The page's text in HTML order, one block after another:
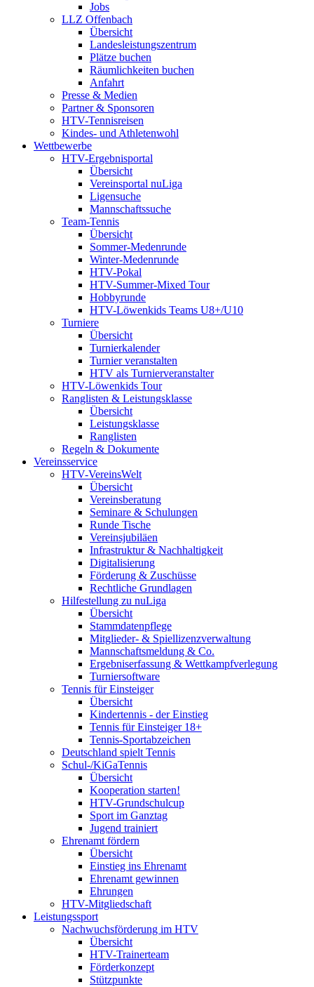
Jobs
LLZ Offenbach
Übersicht
Landesleistungszentrum
Plätze buchen
Räumlichkeiten buchen
Anfahrt
Presse & Medien
Partner & Sponsoren
HTV-Tennisreisen
Kindes- und Athletenwohl
Wettbewerbe
HTV-Ergebnisportal
Übersicht
Vereinsportal nuLiga
Ligensuche
Mannschaftssuche
Team-Tennis
Übersicht
Sommer-Medenrunde
Winter-Medenrunde
HTV-Pokal
HTV-Summer-Mixed Tour
Hobbyrunde
HTV-Löwenkids Teams U8+/U10
Turniere
Übersicht
Turnierkalender
Turnier veranstalten
HTV als Turnierveranstalter
HTV-Löwenkids Tour
Ranglisten & Leistungsklasse
Übersicht
Leistungsklasse
Ranglisten
Regeln & Dokumente
Vereinsservice
HTV-VereinsWelt
Übersicht
Vereinsberatung
Seminare & Schulungen
Runde Tische
Vereinsjubiläen
Infrastruktur & Nachhaltigkeit
Digitalisierung
Förderung & Zuschüsse
Rechtliche Grundlagen
Hilfestellung zu nuLiga
Übersicht
Stammdatenpflege
Mitglieder- & Spiellizenzverwaltung
Mannschaftsmeldung & Co.
Ergebniserfassung & Wettkampfverlegung
Turniersoftware
Tennis für Einsteiger
Übersicht
Kindertennis - der Einstieg
Tennis für Einsteiger 18+
Tennis-Sportabzeichen
Deutschland spielt Tennis
Schul-/KiGaTennis
Übersicht
Kooperation starten!
HTV-Grundschulcup
Sport im Ganztag
Jugend trainiert
Ehrenamt fördern
Übersicht
Einstieg ins Ehrenamt
Ehrenamt gewinnen
Ehrungen
HTV-Mitgliedschaft
Leistungssport
Nachwuchsförderung im HTV
Übersicht
HTV-Trainerteam
Förderkonzept
Stützpunkte